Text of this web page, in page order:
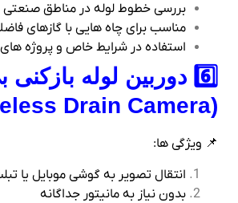
بررسی خطوط لوله در مناطق صنعتی
مناسب برای چاه‌ هایی با گازهای
استفاده در شرایط خاص و پروژه‌
6️⃣ دوربین لوله‌
(Wireless Drain Camera) 📡
📌 ویژگی‌ ها:
انتقال تصویر به گوشی موبایل یا
بدون نیاز به مانیتور جداگانه